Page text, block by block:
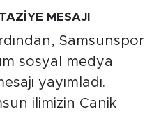
MESAJI
Samsunspor
sosyal medya
yayımladı.
ilimizin Canik